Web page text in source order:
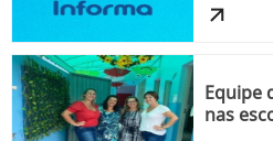
Equipe
nas